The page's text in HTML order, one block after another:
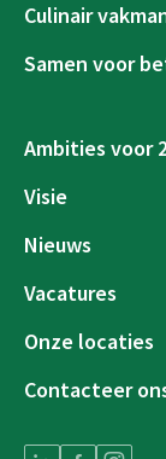
Culinair
Samen voor
Ambities voor
Visie
Nieuws
Vacatures
Onze locaties
Contacteer